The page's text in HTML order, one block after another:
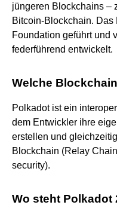
jüngeren Blockchains –
Bitcoin-Blockchain.
Foundation geführt und
federführend entwickelt.
Welche
Polkadot ist ein
dem Entwickler ihre
erstellen und
Blockchain (Relay
security).
Wo steht Polkadot